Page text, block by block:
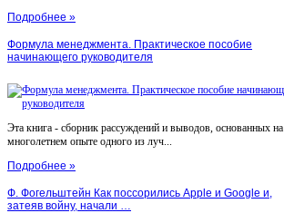
Подробнее »
Формула менеджмента. Практическое пособие
начинающего руководителя
Эта книга - сборник рассуждений и выводов, основанных на
многолетнем опыте одного из луч...
Подробнее »
Ф. Фогельштейн Как поссорились Apple и Google и,
затеяв войну, начали …